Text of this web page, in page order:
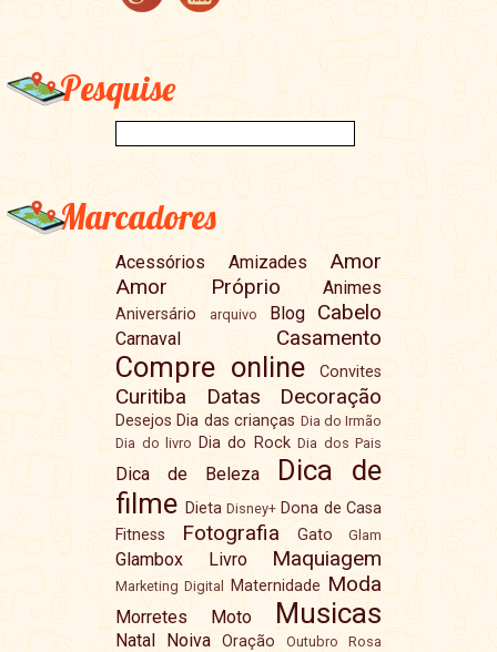
Pesquise
Marcadores
Acessórios Amizades
Amor
Amor Próprio
Animes
Aniversário arquivo Blog Cabelo
Carnaval Casamento
Compre online Convites
Curitiba Datas Decoração
Desejos Dia das crianças Dia do Irmão
Dia do livro Dia do Rock Dia dos Pais
Dica de Beleza
Dica de
filme Dieta Disney+ Dona de Casa
Fitness
Fotografia Gato Glam
Glambox Livro Maquiagem
Marketing Digital Maternidade Moda
Morretes Moto Musicas
Natal Noiva Oração Outubro Rosa